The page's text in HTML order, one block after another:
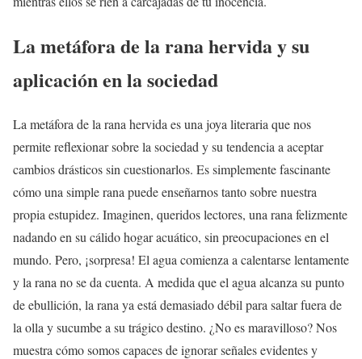
La metáfora de la rana hervida y su
aplicación en la sociedad
La metáfora de la rana hervida es una joya literaria que nos
permite reflexionar sobre la sociedad y su tendencia a aceptar
cambios drásticos sin cuestionarlos. Es simplemente fascinante
cómo una simple rana puede enseñarnos tanto sobre nuestra
propia estupidez. Imaginen, queridos lectores, una rana felizmente
nadando en su cálido hogar acuático, sin preocupaciones en el
mundo. Pero, ¡sorpresa! El agua comienza a calentarse lentamente
y la rana no se da cuenta. A medida que el agua alcanza su punto
de ebullición, la rana ya está demasiado débil para saltar fuera de
la olla y sucumbe a su trágico destino. ¿No es maravilloso? Nos
muestra cómo somos capaces de ignorar señales evidentes y